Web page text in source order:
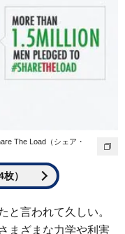
The Load（シェア・
）
と言われて久しい。
まざまな力学や利害